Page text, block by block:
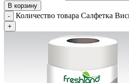
В корзину
Количество товара Салфетка